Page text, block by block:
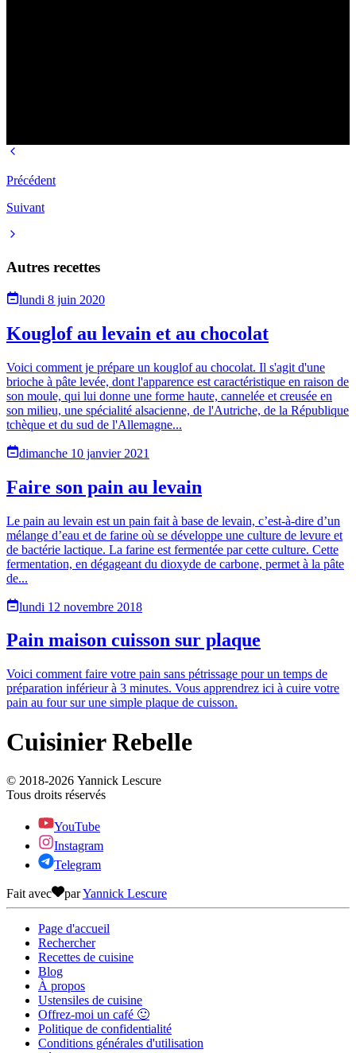
Précédent
Suivant
Autres recettes
lundi 8 juin 2020
Kouglof au levain et au chocolat
Voici comment je prépare un kouglof au chocolat. Il s'agit d'une
brioche à pâte levée, dont l'apparence est caractéristique en raison de
son moule, qui lui donne une forme haute, cannelée et creusée en
son milieu, une spécialité alsacienne, de l'Autriche, de la République
tchèque et du sud de l'Allemagne...
dimanche 10 janvier 2021
Faire son pain au levain
Le pain au levain est un pain fait à base de levain, c’est-à-dire d’un
mélange d’eau et de farine où se développe une culture de levure et
de bactérie lactique. La farine est fermentée par cette culture. Cette
fermentation, en dégageant du dioxyde de carbone, permet à la pâte
de...
lundi 12 novembre 2018
Pain maison cuisson sur plaque
Voici comment faire votre pain sans pétrissage pour un temps de
préparation inférieur à 3 minutes. Vous apprendrez ici à cuire votre
pain au four sur une simple plaque de cuisson.
Cuisinier Rebelle
© 2018-2026 Yannick Lescure
Tous droits réservés
YouTube
Instagram
Telegram
Fait avec parYannick Lescure
Page d'accueil
Rechercher
Recettes de cuisine
Blog
À propos
Ustensiles de cuisine
Offrez-moi un café 🙂
Politique de confidentialité
Conditions générales d'utilisation